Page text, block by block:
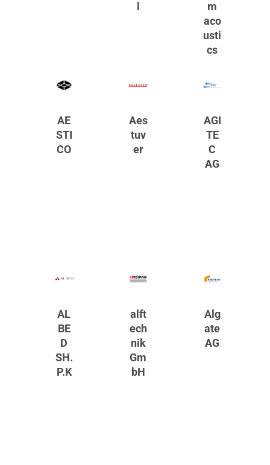
m
aco
usti
cs
AE
STI
CO
Aes
tuv
er
AGI
TE
C
AG
AL
BE
D
SH.
P.K
alft
ech
nik
Gm
bH
Alg
ate
AG